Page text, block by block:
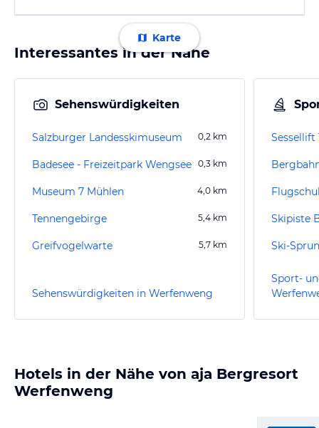
Karte
Interessantes in der Nähe
Sehenswürdigkeiten
Salzburger Landesskimuseum 0,2 km
Badesee - Freizeitpark Wengsee 0,3 km
Museum 7 Mühlen 4,0 km
Tennengebirge 5,4 km
Greifvogelwarte 5,7 km
Sehenswürdigkeiten in Werfenweng
Sessellift
Skipiste
Ski-
Sport-
Hotels in der Nähe von aja Bergresort
Werfenweng